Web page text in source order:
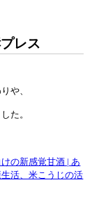
レス
や、
た。
の新感覚甘酒 | あ
活、米こうじの活